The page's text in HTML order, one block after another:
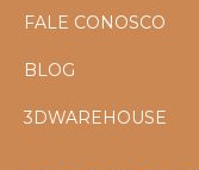
FALE CONOSCO
BLOG
3DWAREHOUSE